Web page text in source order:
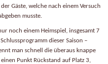
Gäste, welche nach einem Versuch
musste.
noch einem Heimspiel, insgesamt 7
dieser Saison –
man schnell die überaus knappe
Punkt Rückstand auf Platz 3,